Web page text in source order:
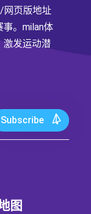
网页版地址
。milan体
激发运动潜
Subscribe
图